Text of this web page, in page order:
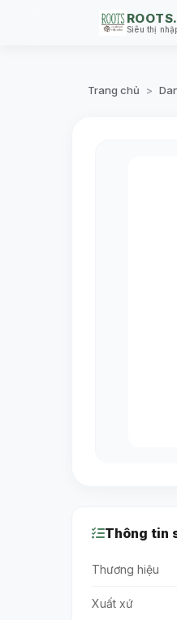
Siêu thị
Trang chủ >
Thông tin
Thương hiệu
Xuất xứ